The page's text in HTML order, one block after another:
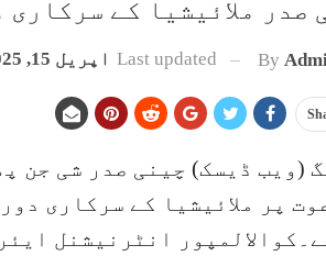
صدر ملائیشیا کے
By
Last updated اپریل 15, 2025
(ویب ڈیسک) چینی صدر شی جن
پر ملائیشیا کے سرکاری
انٹرنیشنل